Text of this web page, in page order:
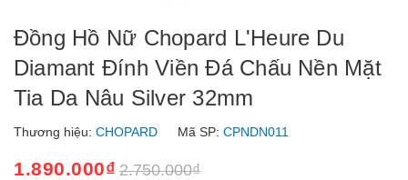
Đồng Hồ Nữ Chopard L'Heure Du
Diamant Đính Viền Đá Chấu Nền Mặt
Tia Da Nâu Silver 32mm
Thương hiệu: CHOPARD Mã SP: CPNDN011
1.890.000₫ 2.750.000₫